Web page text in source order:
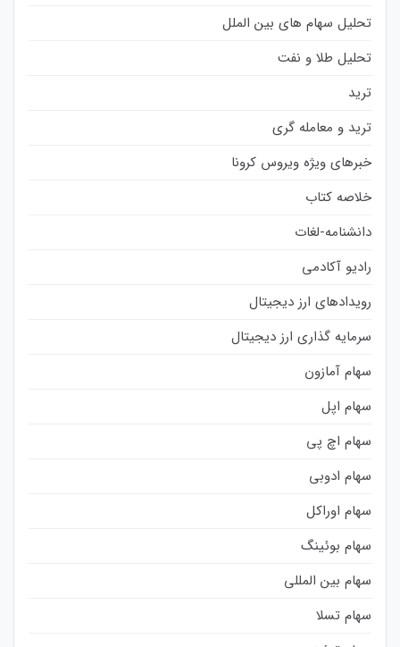
تحلیل سهام های بین الملل
تحلیل طلا و نفت
ترید
ترید و معامله گری
خبرهای ویژه ویروس کرونا
خلاصه کتاب
دانشنامه-لغات
رادیو آکادمی
رویدادهای ارز دیجیتال
سرمایه گذاری ارز دیجیتال
سهام آمازون
سهام اپل
سهام اچ پی
سهام ادوبی
سهام اوراکل
سهام بوئینگ
سهام بین المللی
سهام تسلا